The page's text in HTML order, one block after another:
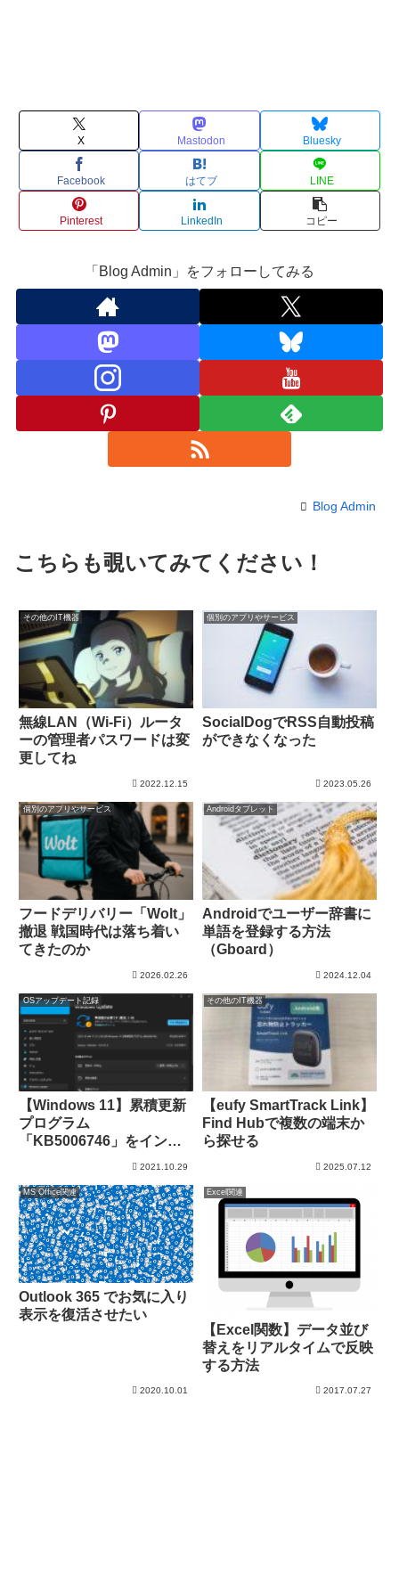
X Mastodon Bluesky
Facebook はてブ LINE
Pinterest LinkedIn コピー
「Blog Admin」をフォローしてみる
Blog Admin
こちらも覗いてみてください！
その他のIT機器
無線LAN（Wi-Fi）ルータ
ーの管理者パスワードは変
更してね
2022.12.15
個別のアプリやサービス
SocialDogでRSS自動投稿
ができなくなった
2023.05.26
個別のアプリやサービス
フードデリバリー「Wolt」
撤退 戦国時代は落ち着い
てきたのか
2026.02.26
Androidタブレット
Androidでユーザー辞書に
単語を登録する方法
（Gboard）
2024.12.04
OSアップデート記録
【Windows 11】累積更新
プログラム
「KB5006746」をインス
2021.10.29
その他のIT機器
【eufy SmartTrack Link】
Find Hubで複数の端末か
ら探せる
2025.07.12
MS Office関連
Outlook 365 でお気に入り
表示を復活させたい
2020.10.01
Excel関連
【Excel関数】データ並び
替えをリアルタイムで反映
する方法
2017.07.27